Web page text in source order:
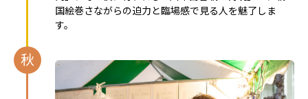
国絵巻さながらの迫力と臨場感で見る人を魅了しま
す。
秋